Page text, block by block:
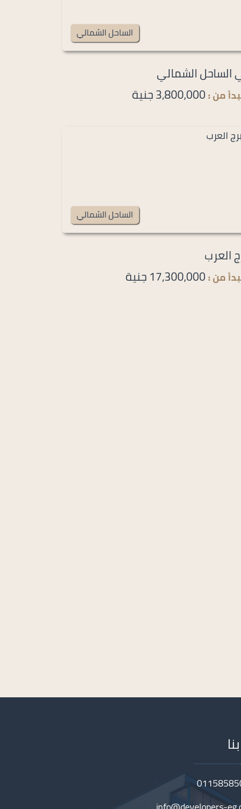
الساحل الشمالي
الشمالي
من : 3,800,000 جنية
الساحل الشمالي
العرب
من : 17,300,000 جنية